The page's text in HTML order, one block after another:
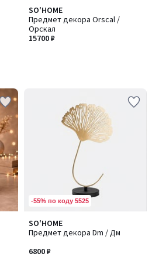
SO'HOME
Предмет декора Orscal /
Орскал
15700 ₽
-55% по коду 5525
SO'HOME
Предмет декора Dm / Дм
6800 ₽